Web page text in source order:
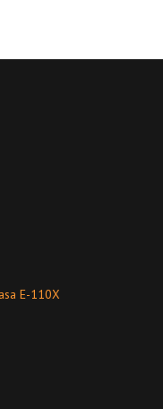
E-110X